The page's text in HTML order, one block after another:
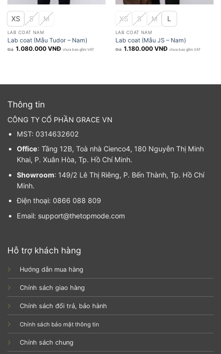
XS S M
LAB COAT NAM
Lab coat (Mẫu Tudor – Nam)
1.080.000VNĐ chưa bao gồm VAT
XS S M L
LAB COAT NAM
Lab coat (Mẫu JS – Nam)
1.180.000VNĐ chưa bao gồm VAT
Thông tin
CÔNG TY CỔ PHẦN GRACE VN
MST: 0314632602
Office: Tầng 12B, Toà nhà Cienco4, 180 Nguyễn Thị Minh
Khai, P. Xuân Hòa, Tp. Hồ Chí Minh.
Showroom: 149/2 Lê Thị Riêng, P. Bến Thành, Tp. Hồ Chí
Minh.
Điện thoại: 0866 088 809
Email: support@thetopmode.com
Hỗ trợ khách hàng
Hướng dẫn mua hàng
Chính sách giao hàng
Chính sách đổi trả, bảo hành
Chính sách bảo mật thông tin
Chính sách chung